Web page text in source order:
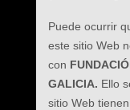
Puede ocurrir
este sitio Web
con
GALICIA. Ello
sitio Web